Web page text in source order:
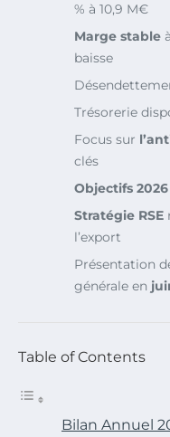
% à 10,9 M€
Marge stable
baisse
Trésorerie
Focus sur
clés
Objectifs 2026
Stratégie RSE
l’export
Présentation
générale en
Table of Contents
Bilan Annuel